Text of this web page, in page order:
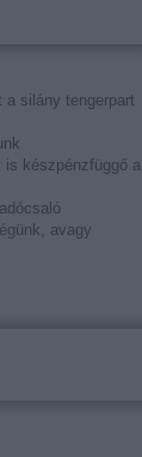
a silány tengerpart
készpénzfüggő a
avagy